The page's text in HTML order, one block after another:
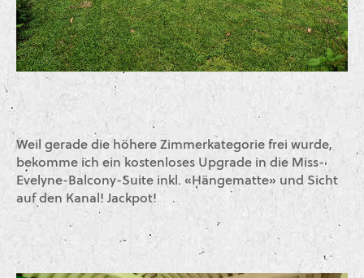
Weil gerade die höhere Zimmerkategorie frei wurde,
bekomme ich ein kostenloses Upgrade in die Miss-
Evelyne-Balcony-Suite inkl. «Hängematte» und Sicht
auf den Kanal! Jackpot!